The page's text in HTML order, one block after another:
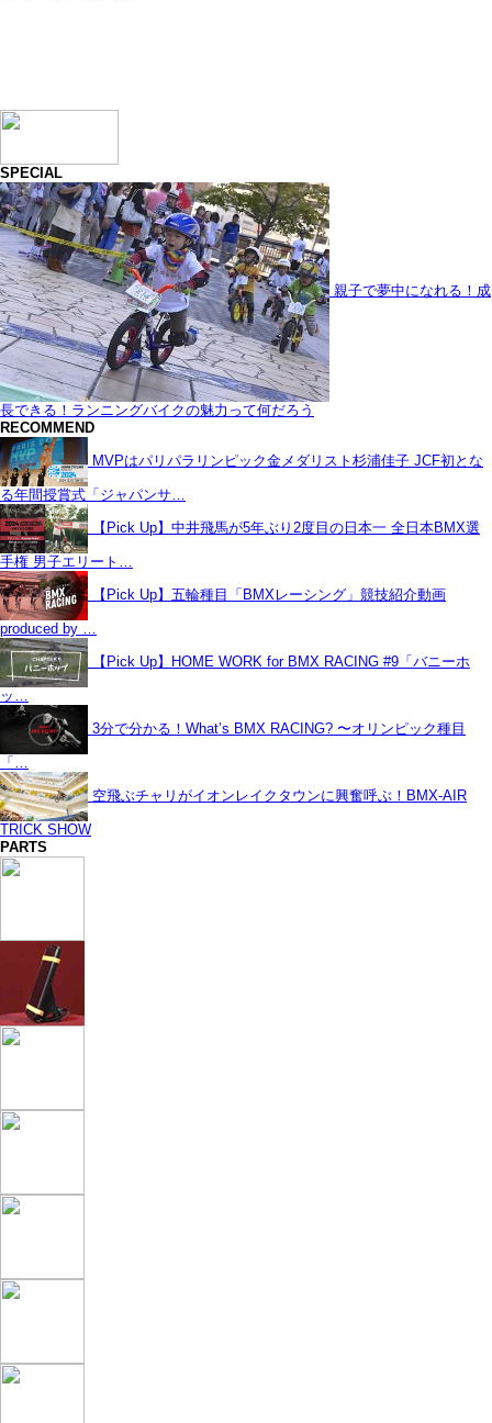
SPECIAL
親子で夢中になれる！成
長できる！ランニングバイクの魅力って何だろう
RECOMMEND
MVPはパリパラリンピック金メダリスト杉浦佳子 JCF初とな
る年間授賞式「ジャパンサ…
【Pick Up】中井飛馬が5年ぶり2度目の日本一 全日本BMX選
手権 男子エリート…
【Pick Up】五輪種目「BMXレーシング」競技紹介動画
produced by …
【Pick Up】HOME WORK for BMX RACING #9「バニーホ
ッ…
3分で分かる！What’s BMX RACING? 〜オリンピック種目
「…
空飛ぶチャリがイオンレイクタウンに興奮呼ぶ！BMX-AIR
TRICK SHOW
PARTS